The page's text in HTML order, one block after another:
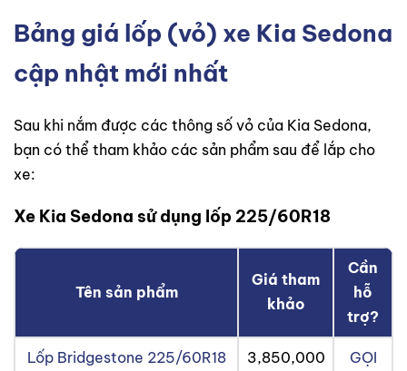
Bảng giá lốp (vỏ) xe Kia Sedona
cập nhật mới nhất
Sau khi nắm được các thông số vỏ của Kia Sedona,
bạn có thể tham khảo các sản phẩm sau để lắp cho
xe:
Xe Kia Sedona sử dụng lốp 225/60R18
Tên sản phẩm
Giá tham
khảo
Cần
hỗ
trợ?
Lốp Bridgestone 225/60R18
3,850,000
GỌI